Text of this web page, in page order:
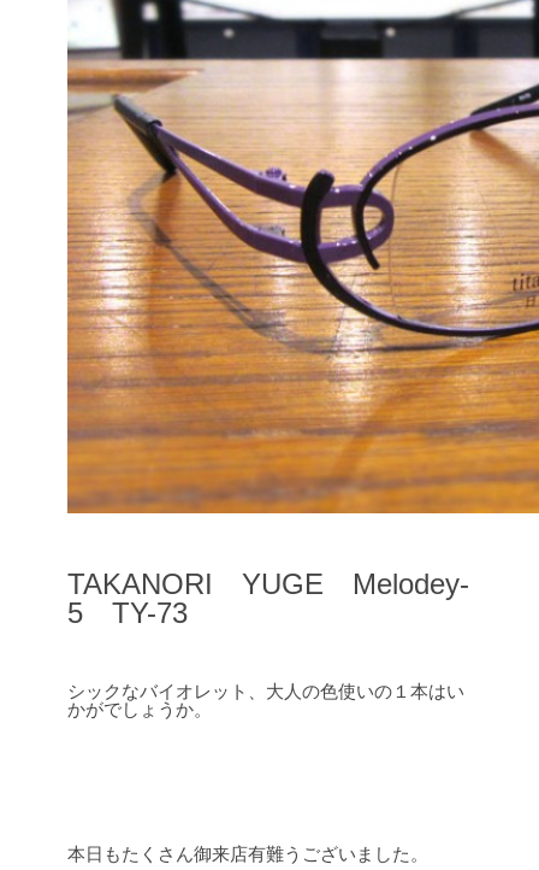
TAKANORI YUGE Melodey-
5 TY-73
シックなバイオレット、大人の色使いの１本はい
かがでしょうか。
本日もたくさん御来店有難うございました。